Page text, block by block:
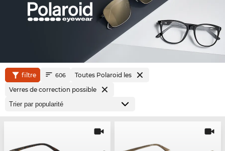
filtre 606
Toutes Polaroid les
Verres de correction possible